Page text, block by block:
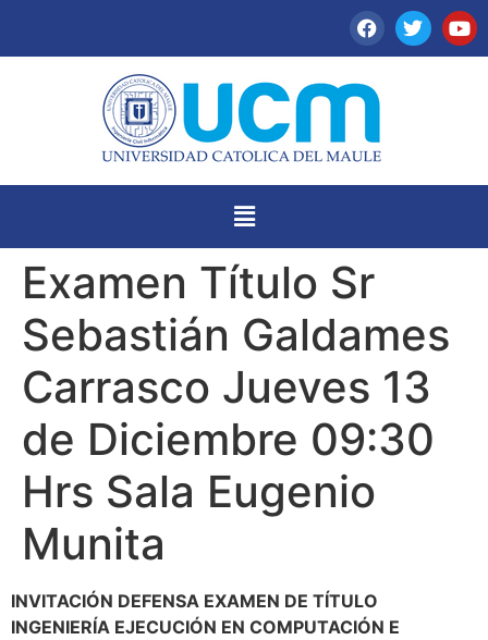
Examen Título Sr
Sebastián Galdames
Carrasco Jueves 13
de Diciembre 09:30
Hrs Sala Eugenio
Munita
INVITACIÓN DEFENSA EXAMEN DE TÍTULO
INGENIERÍA EJECUCIÓN EN COMPUTACIÓN E